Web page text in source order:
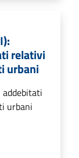
relativi
urbani
urbani